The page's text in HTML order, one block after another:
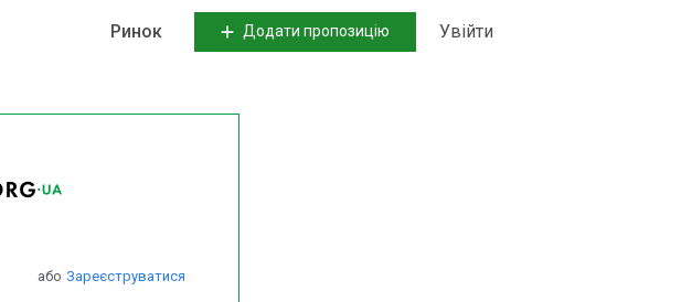
Ринок Додати пропозицію Увійти
або Зареєструватися